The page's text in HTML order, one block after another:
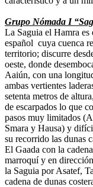
Grupo Nómada I
La Saguia el Hamra es
español cuya cuenca
territorio; discurre
oeste, donde
Aaiún, con una
ambas vertientes
setenta metros de
de escarpados lo que
pasos muy limitados
Smara y Hausa) y
su recorrido las dunas
El Gaada con la
marroquí y en
la Saguia por Asatef,
cadena de dunas